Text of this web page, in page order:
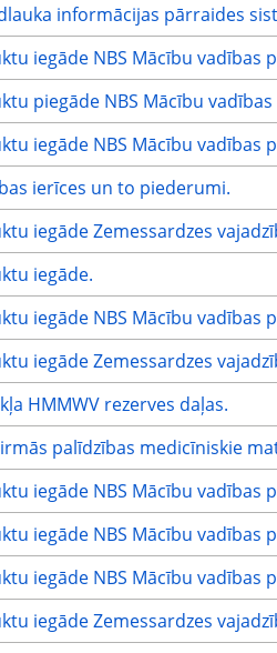
informācijas pārraides
iegāde NBS Mācību vadības
piegāde NBS Mācību
iegāde NBS Mācību vadības
ierīces un to piederumi.
iegāde Zemessardzes
iegāde.
iegāde NBS Mācību vadības
iegāde Zemessardzes
HMMWV rezerves daļas.
palīdzības medicīniskie
iegāde NBS Mācību vadības
iegāde NBS Mācību vadības
iegāde NBS Mācību vadības
iegāde Zemessardzes